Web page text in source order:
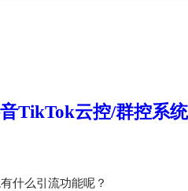
TikTok云控/群控系
什么引流功能呢？